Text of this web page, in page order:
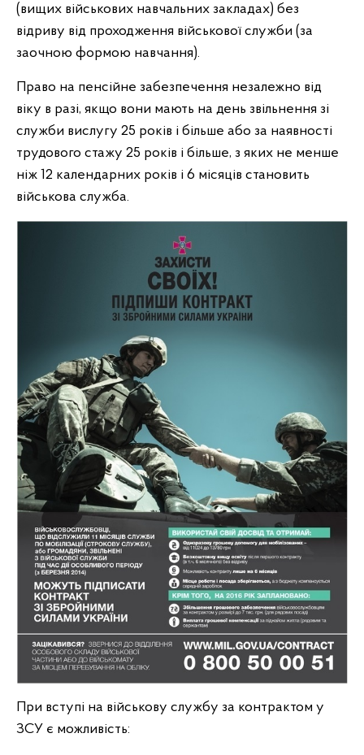
(вищих військових навчальних закладах) без
відриву від проходження військової служби (за
заочною формою навчання).
Право на пенсійне забезпечення незалежно від
віку в разі, якщо вони мають на день звільнення зі
служби вислугу 25 років і більше або за наявності
трудового стажу 25 років і більше, з яких не менше
ніж 12 календарних років і 6 місяців становить
військова служба.
При вступі на військову службу за контрактом у
ЗСУ є можливість: